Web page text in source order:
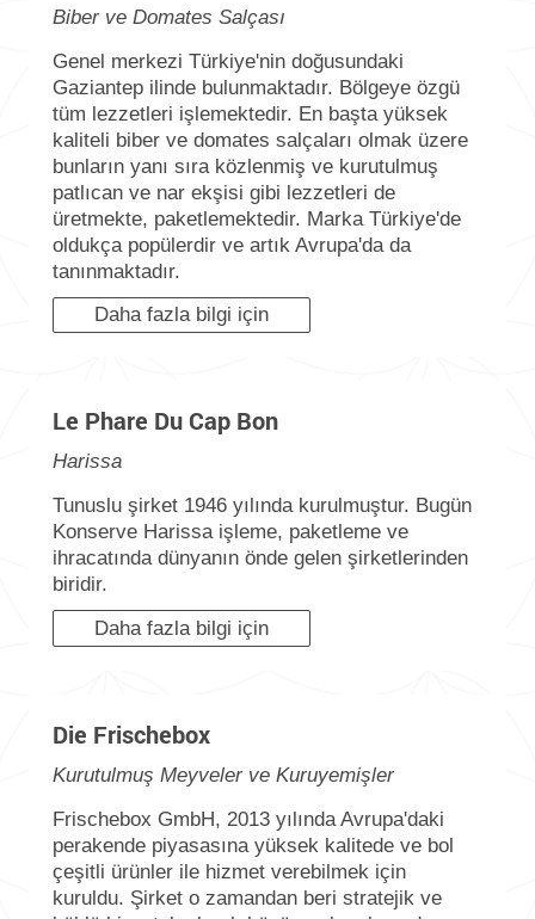
Biber ve Domates Salçası
Genel merkezi Türkiye'nin doğusundaki
Gaziantep ilinde bulunmaktadır. Bölgeye özgü
tüm lezzetleri işlemektedir. En başta yüksek
kaliteli biber ve domates salçaları olmak üzere
bunların yanı sıra közlenmiş ve kurutulmuş
patlıcan ve nar ekşisi gibi lezzetleri de
üretmekte, paketlemektedir. Marka Türkiye'de
oldukça popülerdir ve artık Avrupa'da da
tanınmaktadır.
Daha fazla bilgi için
Le Phare Du Cap Bon
Harissa
Tunuslu şirket 1946 yılında kurulmuştur. Bugün
Konserve Harissa işleme, paketleme ve
ihracatında dünyanın önde gelen şirketlerinden
biridir.
Daha fazla bilgi için
Die Frischebox
Kurutulmuş Meyveler ve Kuruyemişler
Frischebox GmbH, 2013 yılında Avrupa'daki
perakende piyasasına yüksek kalitede ve bol
çeşitli ürünler ile hizmet verebilmek için
kuruldu. Şirket o zamandan beri stratejik ve